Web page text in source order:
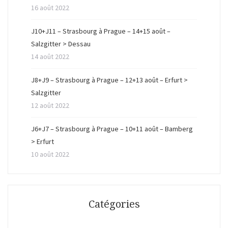
16 août 2022
J10+J11 – Strasbourg à Prague – 14+15 août –
Salzgitter > Dessau
14 août 2022
J8+J9 – Strasbourg à Prague – 12+13 août – Erfurt >
Salzgitter
12 août 2022
J6+J7 – Strasbourg à Prague – 10+11 août – Bamberg
> Erfurt
10 août 2022
Catégories